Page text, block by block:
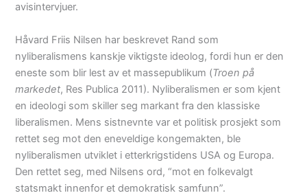
avisintervjuer.
Håvard Friis Nilsen har beskrevet Rand som
nyliberalismens kanskje viktigste ideolog, fordi hun er den
eneste som blir lest av et massepublikum (Troen på
markedet, Res Publica 2011). Nyliberalismen er som kjent
en ideologi som skiller seg markant fra den klassiske
liberalismen. Mens sistnevnte var et politisk prosjekt som
rettet seg mot den eneveldige kongemakten, ble
nyliberalismen utviklet i etterkrigstidens USA og Europa.
Den rettet seg, med Nilsens ord, “mot en folkevalgt
statsmakt innenfor et demokratisk samfunn”.